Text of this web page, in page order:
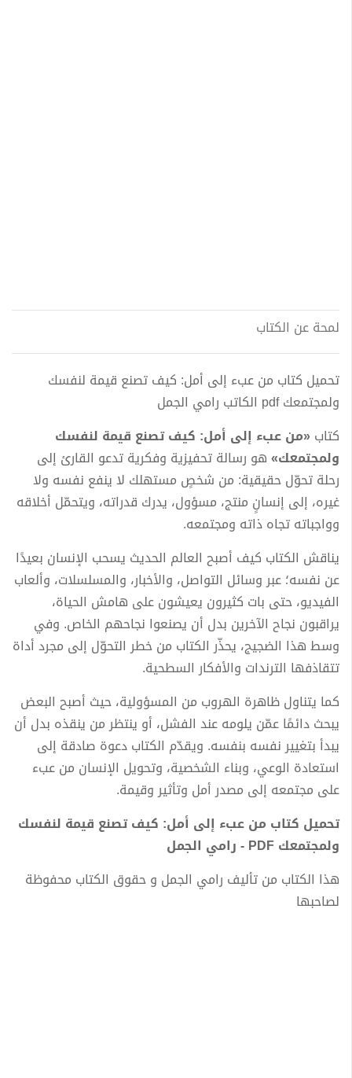
لمحة عن الكتاب
تحميل كتاب من عبء إلى أمل: كيف تصنع قيمة لنفسك
ولمجتمعك pdf الكاتب رامي الجمل
كتاب«من عبء إلى أمل: كيف تصنع قيمة لنفسك
ولمجتمعك»هو رسالة تحفيزية وفكرية تدعو القارئ إلى
رحلة تحوّل حقيقية: من شخصٍ مستهلك لا ينفع نفسه ولا
غيره، إلى إنسانٍ منتج، مسؤول، يدرك قدراته، ويتحمّل أخلاقه
وواجباته تجاه ذاته ومجتمعه.
يناقش الكتاب كيف أصبح العالم الحديث يسحب الإنسان بعيدًا
عن نفسه؛ عبر وسائل التواصل، والأخبار، والمسلسلات، وألعاب
الفيديو، حتى بات كثيرون يعيشون على هامش الحياة،
يراقبون نجاح الآخرين بدل أن يصنعوا نجاحهم الخاص. وفي
وسط هذا الضجيج، يحذّر الكتاب من خطر التحوّل إلى مجرد أداة
تتقاذفها الترندات والأفكار السطحية.
كما يتناول ظاهرة الهروب من المسؤولية، حيث أصبح البعض
يبحث دائمًا عمّن يلومه عند الفشل، أو ينتظر من ينقذه بدل أن
يبدأ بتغيير نفسه بنفسه. ويقدّم الكتاب دعوة صادقة إلى
استعادة الوعي، وبناء الشخصية، وتحويل الإنسان من عبء
على مجتمعه إلى مصدر أمل وتأثير وقيمة.
تحميل كتاب من عبء إلى أمل: كيف تصنع قيمة لنفسك
ولمجتمعك PDF - رامي الجمل
هذا الكتاب من تأليف رامي الجمل و حقوق الكتاب محفوظة
لصاحبها